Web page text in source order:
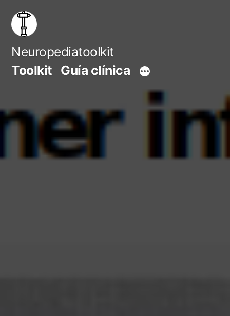
Saltar
contenido
Neuropediatoolkit
Toolkit Guía clínica